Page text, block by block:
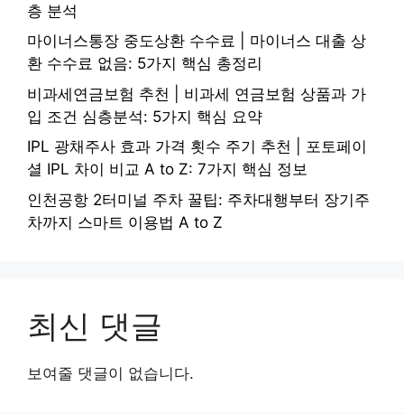
층 분석
마이너스통장 중도상환 수수료 | 마이너스 대출 상
환 수수료 없음: 5가지 핵심 총정리
비과세연금보험 추천 | 비과세 연금보험 상품과 가
입 조건 심층분석: 5가지 핵심 요약
IPL 광채주사 효과 가격 횟수 주기 추천 | 포토페이
셜 IPL 차이 비교 A to Z: 7가지 핵심 정보
인천공항 2터미널 주차 꿀팁: 주차대행부터 장기주
차까지 스마트 이용법 A to Z
최신 댓글
보여줄 댓글이 없습니다.